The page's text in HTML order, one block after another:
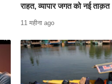
राहत, व्यापार जगत को नई ताक़त
11 महीना ago